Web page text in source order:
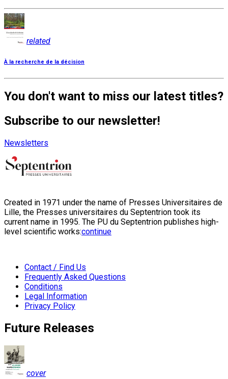
related
À la recherche de la décision
You don't want to miss our latest titles?
Subscribe to our newsletter!
Newsletters
Created in 1971 under the name of Presses Universitaires de
Lille, the Presses universitaires du Septentrion took its
current name in 1995. The PU du Septentrion publishes high-
level scientific works:continue
Contact / Find Us
Frequently Asked Questions
Conditions
Legal Information
Privacy Policy
Future Releases
cover